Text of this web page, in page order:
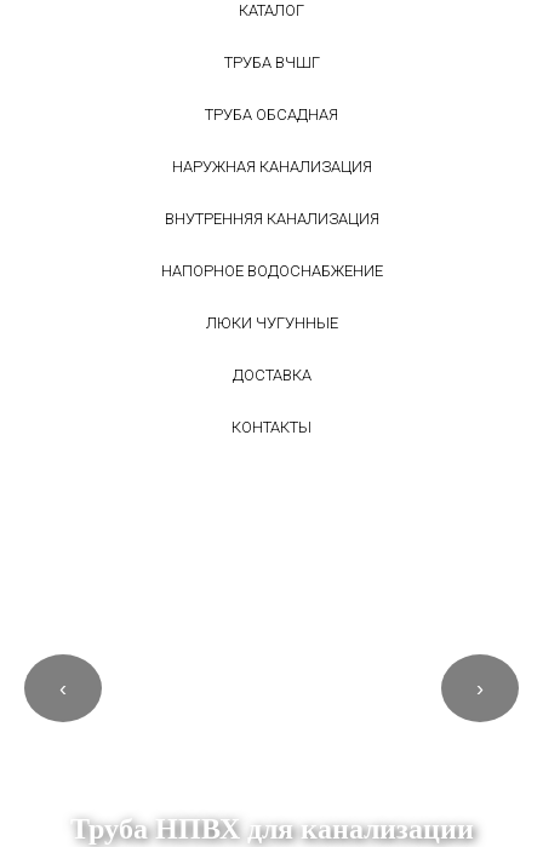
КАТАЛОГ
ТРУБА ВЧШГ
ТРУБА ОБСАДНАЯ
НАРУЖНАЯ КАНАЛИЗАЦИЯ
ВНУТРЕННЯЯ КАНАЛИЗАЦИЯ
НАПОРНОЕ ВОДОСНАБЖЕНИЕ
ЛЮКИ ЧУГУННЫЕ
ДОСТАВКА
КОНТАКТЫ
Труба НПВХ для канализации
Чугунные люки
‹ ›